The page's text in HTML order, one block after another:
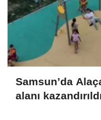
Samsun’da
alanı